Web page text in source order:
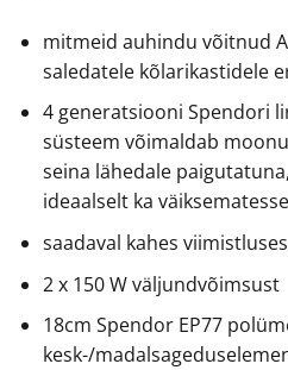
mitmeid auhindu võitnud
saledatele kõlarikastidele
4 generatsiooni Spendori
süsteem võimaldab
seina lähedale
ideaalselt ka
saadaval kahes
2 x 150 W väljundvõimsust
18cm Spendor EP77
kesk-/